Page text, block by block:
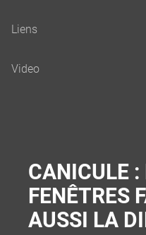
CANICULE :
FENÊTRES
AUSSI LA